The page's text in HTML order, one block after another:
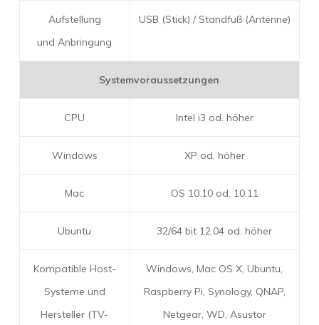
Aufstellung
und Anbringung
USB (Stick) / Standfuß (Antenne)
Systemvoraussetzungen
CPU Intel i3 od. höher
Windows XP od. höher
Mac OS 10.10 od. 10.11
Ubuntu 32/64 bit 12.04 od. höher
Kompatible Host-
Systeme und
Hersteller (TV-
Windows, Mac OS X, Ubuntu,
Raspberry Pi, Synology, QNAP,
Netgear, WD, Asustor